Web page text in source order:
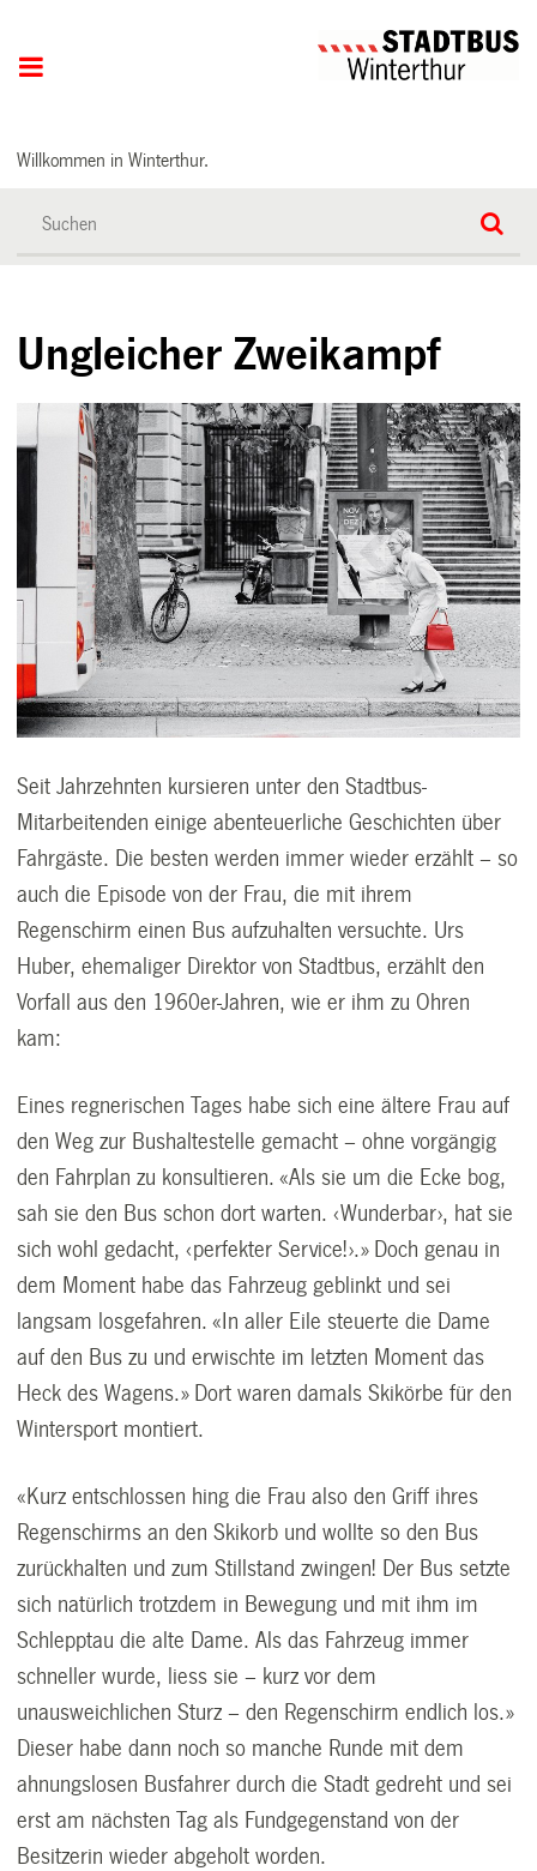
Willkommen in Winterthur.
Ungleicher Zweikampf
Seit Jahrzehnten kursieren unter den Stadtbus-
Mitarbeitenden einige abenteuerliche Geschichten über
Fahrgäste. Die besten werden immer wieder erzählt – so
auch die Episode von der Frau, die mit ihrem
Regenschirm einen Bus aufzuhalten versuchte. Urs
Huber, ehemaliger Direktor von Stadtbus, erzählt den
Vorfall aus den 1960er-Jahren, wie er ihm zu Ohren
kam:
Eines regnerischen Tages habe sich eine ältere Frau auf
den Weg zur Bushaltestelle gemacht – ohne vorgängig
den Fahrplan zu konsultieren. «Als sie um die Ecke bog,
sah sie den Bus schon dort warten. ‹Wunderbar›, hat sie
sich wohl gedacht, ‹perfekter Service!›.» Doch genau in
dem Moment habe das Fahrzeug geblinkt und sei
langsam losgefahren. «In aller Eile steuerte die Dame
auf den Bus zu und erwischte im letzten Moment das
Heck des Wagens.» Dort waren damals Skikörbe für den
Wintersport montiert.
«Kurz entschlossen hing die Frau also den Griff ihres
Regenschirms an den Skikorb und wollte so den Bus
zurückhalten und zum Stillstand zwingen! Der Bus setzte
sich natürlich trotzdem in Bewegung und mit ihm im
Schlepptau die alte Dame. Als das Fahrzeug immer
schneller wurde, liess sie – kurz vor dem
unausweichlichen Sturz – den Regenschirm endlich los.»
Dieser habe dann noch so manche Runde mit dem
ahnungslosen Busfahrer durch die Stadt gedreht und sei
erst am nächsten Tag als Fundgegenstand von der
Besitzerin wieder abgeholt worden.